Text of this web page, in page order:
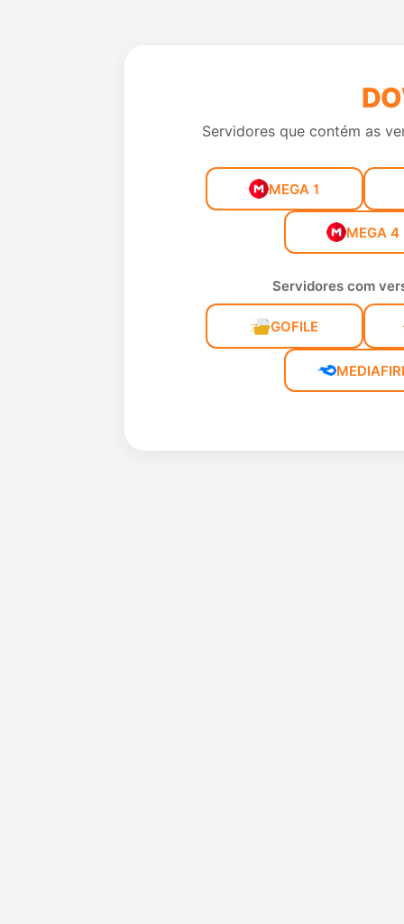
Servidores que contém as
MEGA 1
MEGA 4
Servidores com
GOFILE